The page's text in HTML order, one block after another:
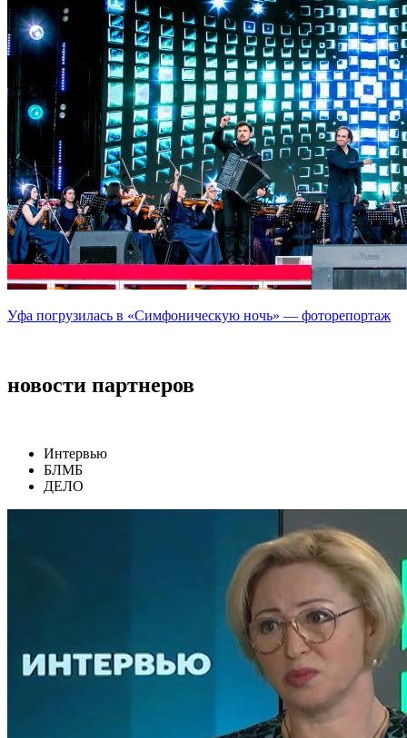
Уфа погрузилась в «Симфоническую ночь» — фоторепортаж
новости партнеров
Интервью
БЛМБ
ДЕЛО